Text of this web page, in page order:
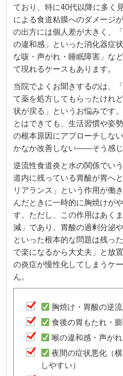
ており、特に40代以降に多く
による食道粘膜へのダメージ
の出方には個人差が大きく、
の違和感」といった消化器症
な咳・声がれ・睡眠障害」な
て現れるケースもあります。
当院でよくお聞きするのは、
て薬を処方してもらったけれ
状が戻る」というお悩みです
とはできても、生活習慣や姿
の根本原因にアプローチしな
かなか改善しない——そう感じ
逆流性食道炎と水の関係でい
道内に残っている胃酸が胃へ
リアランス」という作用が働
んだときに一時的に胸焼けが
す。ただし、この作用はあく
減」であり、胃酸の過剰分泌
といった根本的な問題は残っ
で楽になるから大丈夫」と放
の炎症が慢性化してしまうケ
ん。
胸焼け・胃酸の逆
食後の胃もたれ・
喉の違和感・声が
夜間の症状悪化（
しやすい）